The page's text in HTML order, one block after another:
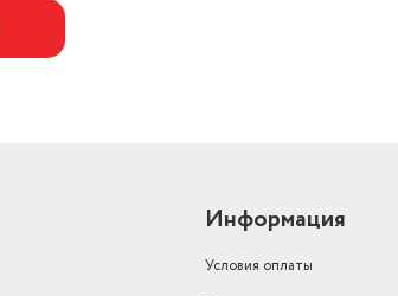
Информация
Условия оплаты